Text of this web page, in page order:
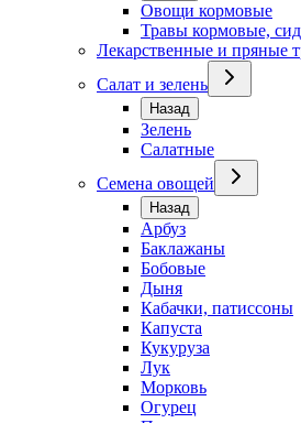
Овощи кормовые
Травы кормовые,
Лекарственные и пряные
Салат и зелень
Назад
Зелень
Салатные
Семена овощей
Назад
Арбуз
Баклажаны
Бобовые
Дыня
Кабачки, патиссоны
Капуста
Кукуруза
Лук
Морковь
Огурец